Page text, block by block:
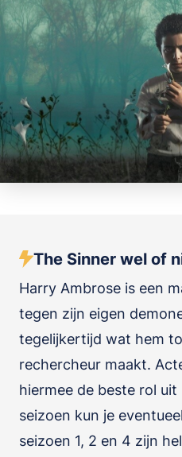
The Sinner wel of
Harry Ambrose is een
tegen zijn eigen
tegelijkertijd wat hem
rechercheur maakt.
hiermee de beste rol
seizoen kun je
seizoen 1, 2 en 4 zijn